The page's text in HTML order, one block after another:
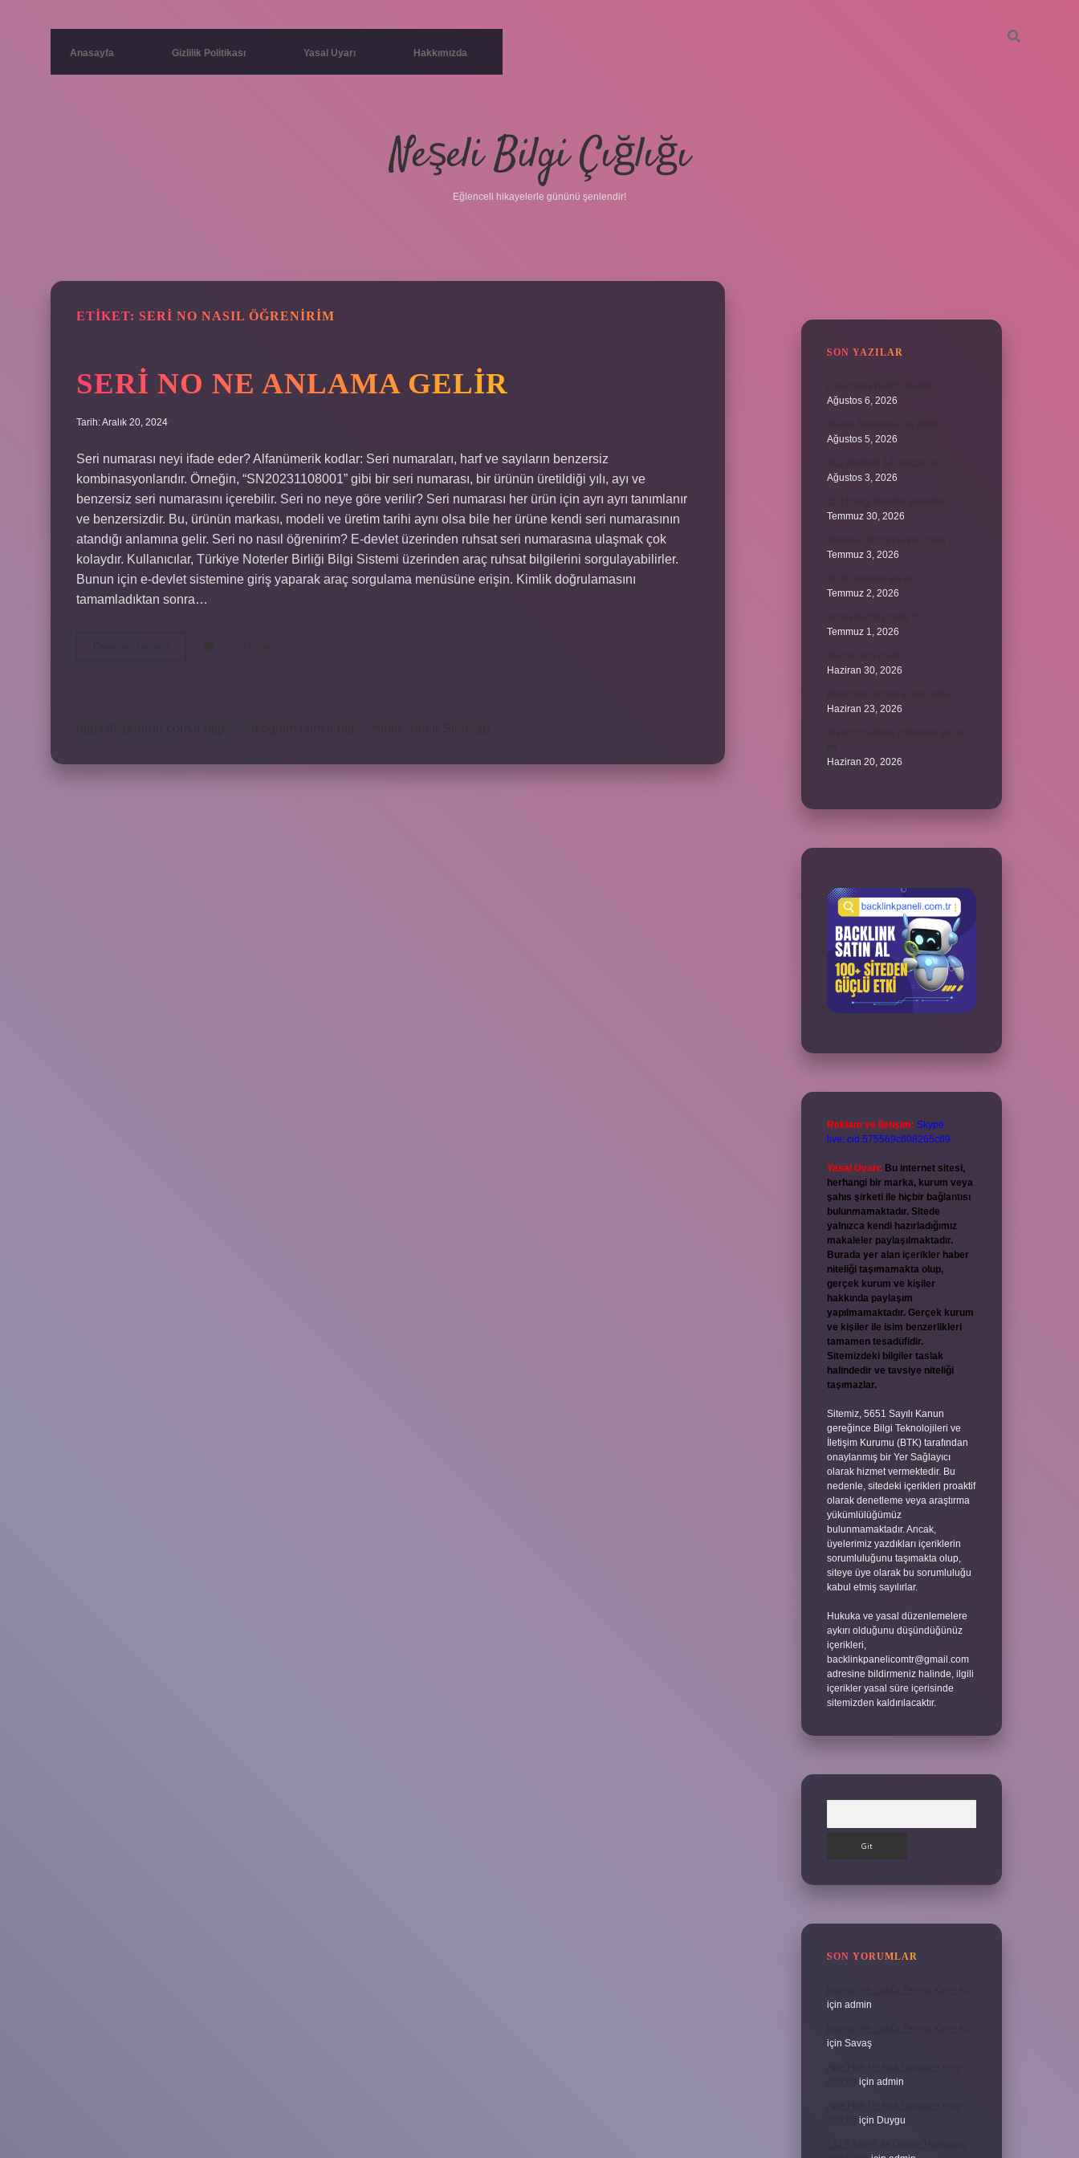
Anasayfa Gizlilik Politikası Yasal Uyarı Hakkımızda
Neşeli Bilgi Çığlığı
Eğlenceli hikayelerle gününü şenlendir!
ETIKET: SERI NO NASIL ÖĞRENIRIM
SERI NO NE ANLAMA GELIR
Tarih: Aralık 20, 2024
Seri numarası neyi ifade eder? Alfanümerik kodlar: Seri numaraları, harf ve sayıların benzersiz
kombinasyonlarıdır. Örneğin, “SN20231108001” gibi bir seri numarası, bir ürünün üretildiği yılı, ayı ve
benzersiz seri numarasını içerebilir. Seri no neye göre verilir? Seri numarası her ürün için ayrı ayrı tanımlanır
ve benzersizdir. Bu, ürünün markası, modeli ve üretim tarihi aynı olsa bile her ürüne kendi seri numarasının
atandığı anlamına gelir. Seri no nasıl öğrenirim? E-devlet üzerinden ruhsat seri numarasına ulaşmak çok
kolaydır. Kullanıcılar, Türkiye Noterler Birliği Bilgi Sistemi üzerinden araç ruhsat bilgilerini sorgulayabilirler.
Bunun için e-devlet sistemine giriş yaparak araç sorgulama menüsüne erişin. Kimlik doğrulamasını
tamamladıktan sonra…
SON YAZILAR
Ağustos 6, 2026
Ağustos 5, 2026
Ağustos 3, 2026
Temmuz 30, 2026
Temmuz 3, 2026
Temmuz 2, 2026
Temmuz 1, 2026
Haziran 30, 2026
Haziran 23, 2026
Haziran 20, 2026
Reklam ve İletişim: Skype:
live:.cid.575569c608265c69
Yasal Uyarı: Bu internet sitesi,
herhangi bir marka, kurum veya
şahıs şirketi ile hiçbir bağlantısı
bulunmamaktadır. Sitede
yalnızca kendi hazırladığımız
makaleler paylaşılmaktadır.
Burada yer alan içerikler haber
niteliği taşımamakta olup,
gerçek kurum ve kişiler
hakkında paylaşım
yapılmamaktadır. Gerçek kurum
ve kişiler ile isim benzerlikleri
tamamen tesadüfidir.
Sitemizdeki bilgiler taslak
halindedir ve tavsiye niteliği
taşımazlar.
Sitemiz, 5651 Sayılı Kanun
gereğince Bilgi Teknolojileri ve
İletişim Kurumu (BTK) tarafından
onaylanmış bir Yer Sağlayıcı
olarak hizmet vermektedir. Bu
nedenle, sitedeki içerikleri proaktif
olarak denetleme veya araştırma
yükümlülüğümüz
bulunmamaktadır. Ancak,
üyelerimiz yazdıkları içeriklerin
sorumluluğunu taşımakta olup,
siteye üye olarak bu sorumluluğu
kabul etmiş sayılırlar.
Hukuka ve yasal düzenlemelere
aykırı olduğunu düşündüğünüz
içerikleri,
backlinkpanelicomtr@gmail.com
adresine bildirmeniz halinde, ilgili
içerikler yasal süre içerisinde
sitemizden kaldırılacaktır.
SON YORUMLAR
Kumun Ve Zuhûr Teorisi Kime Ait
için admin
Kumun Ve Zuhûr Teorisi Kime Ait
için Savaş
Ana Fikir Ve Ana Düşünce Aynı
Şey Mi için admin
Ana Fikir Ve Ana Düşünce Aynı
Şey Mi için Duygu
1513 Tarihli Ilk Dünya Haritasını